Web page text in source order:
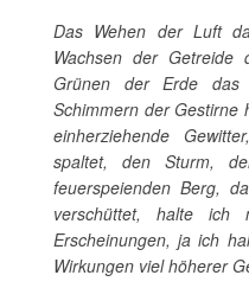
Das Wehen der Luft
Wachsen der
Grünen der Erde das
Schimmern der Gestirne
einherziehende
spaltet, den Sturm,
feuerspeienden Berg,
verschüttet, halte
Erscheinungen, ja ich
Wirkungen viel höherer